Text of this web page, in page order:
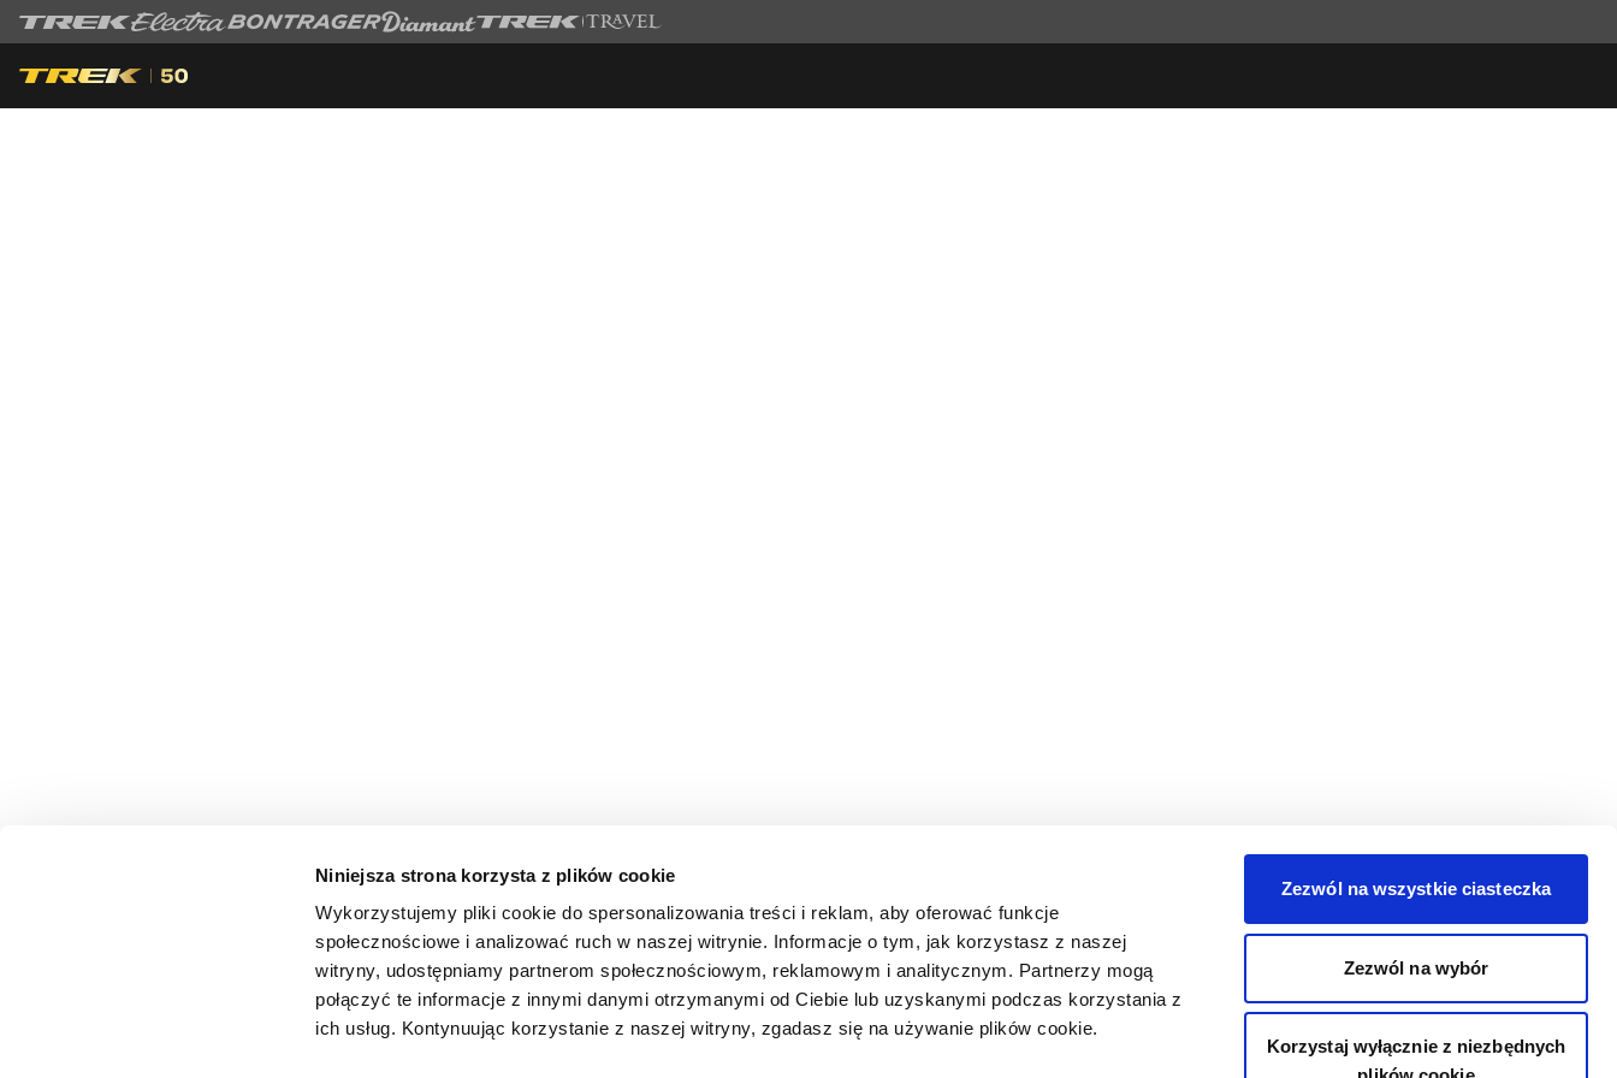
Niniejsza strona korzysta z plików cookie
Wykorzystujemy pliki cookie do spersonalizowania treści i reklam, aby oferować funkcje
społecznościowe i analizować ruch w naszej witrynie. Informacje o tym, jak korzystasz z naszej
witryny, udostępniamy partnerom społecznościowym, reklamowym i analitycznym. Partnerzy mogą
połączyć te informacje z innymi danymi otrzymanymi od Ciebie lub uzyskanymi podczas korzystania z
ich usług. Kontynuując korzystanie z naszej witryny, zgadasz się na używanie plików cookie.
Zezwól na wszystkie ciasteczka
Zezwól na wybór
Korzystaj wyłącznie z niezbędnych